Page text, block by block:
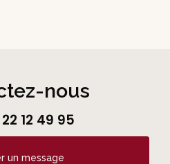
nous
12 49 95
un message